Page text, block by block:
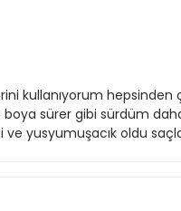
kullanıyorum
sürer gibi sürdüm
ve yusyumuşacık oldu